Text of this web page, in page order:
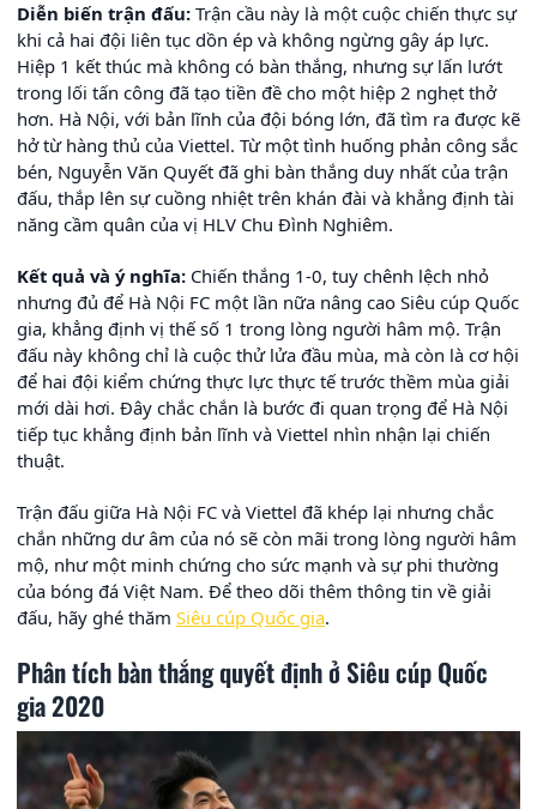
Diễn biến trận đấu: Trận cầu này là một cuộc chiến thực sự
khi cả hai đội liên tục dồn ép và không ngừng gây áp lực.
Hiệp 1 kết thúc mà không có bàn thắng, nhưng sự lấn lướt
trong lối tấn công đã tạo tiền đề cho một hiệp 2 nghẹt thở
hơn. Hà Nội, với bản lĩnh của đội bóng lớn, đã tìm ra được kẽ
hở từ hàng thủ của Viettel. Từ một tình huống phản công sắc
bén, Nguyễn Văn Quyết đã ghi bàn thắng duy nhất của trận
đấu, thắp lên sự cuồng nhiệt trên khán đài và khẳng định tài
năng cầm quân của vị HLV Chu Đình Nghiêm.
Kết quả và ý nghĩa: Chiến thắng 1-0, tuy chênh lệch nhỏ
nhưng đủ để Hà Nội FC một lần nữa nâng cao Siêu cúp Quốc
gia, khẳng định vị thế số 1 trong lòng người hâm mộ. Trận
đấu này không chỉ là cuộc thử lửa đầu mùa, mà còn là cơ hội
để hai đội kiểm chứng thực lực thực tế trước thềm mùa giải
mới dài hơi. Đây chắc chắn là bước đi quan trọng để Hà Nội
tiếp tục khẳng định bản lĩnh và Viettel nhìn nhận lại chiến
thuật.
Trận đấu giữa Hà Nội FC và Viettel đã khép lại nhưng chắc
chắn những dư âm của nó sẽ còn mãi trong lòng người hâm
mộ, như một minh chứng cho sức mạnh và sự phi thường
của bóng đá Việt Nam. Để theo dõi thêm thông tin về giải
đấu, hãy ghé thăm Siêu cúp Quốc gia.
Phân tích bàn thắng quyết định ở Siêu cúp Quốc
gia 2020